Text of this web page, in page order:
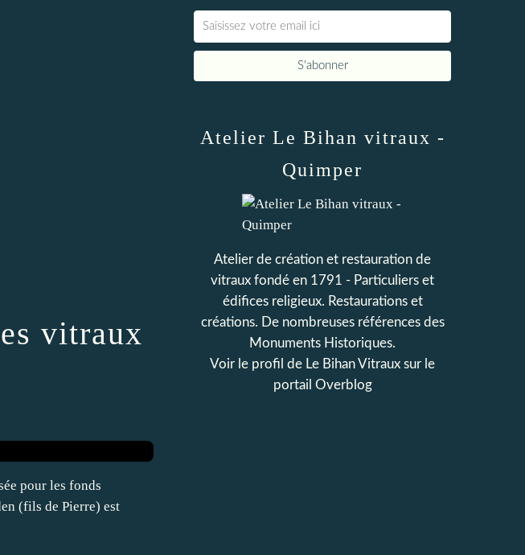
vitraux
pour les fonds
(fils de Pierre) est
Atelier Le Bihan vitraux -
Quimper
Atelier de création et restauration de
vitraux fondé en 1791 - Particuliers et
édifices religieux. Restaurations et
créations. De nombreuses références des
Monuments Historiques.
Voir le profil de Le Bihan Vitraux sur le
portail Overblog